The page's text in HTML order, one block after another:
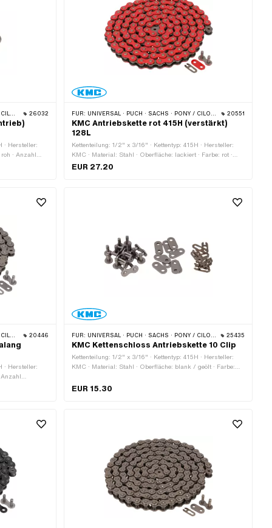
BIKE 26032
· Hersteller:
· Anzahl
·
FÜR: UNIVERSAL · PUCH · SACHS · PONY / CILO (BETA 521 & 512) · ZÜNDAPP BELMONDO · TOMOS · BYE BIKE 20551
KMC Antriebskette rot 415H (verstärkt)
128L
Kettenteilung: 1/2" x 3/16" · Kettentyp: 415H · Hersteller:
KMC · Material: Stahl · Oberfläche: lackiert · Farbe: rot ·
Anzahl Kettenglieder: 128 Stk. · Abrollumfang: 1626 mm ·
EUR 27.20
BIKE 20446
· Hersteller:
·
FÜR: UNIVERSAL · PUCH · SACHS · PONY / CILO (BETA 521 & 512) · ZÜNDAPP BELMONDO · TOMOS · BYE BIKE 25435
KMC Kettenschloss Antriebskette 10 Clip
Kettenteilung: 1/2" x 3/16" · Kettentyp: 415H · Hersteller:
KMC · Material: Stahl · Oberfläche: blank / geölt · Farbe:
Federverschluss · Ø Bohrung: 4.02 mm · Ø Stift: 3.9 mm
EUR 15.30